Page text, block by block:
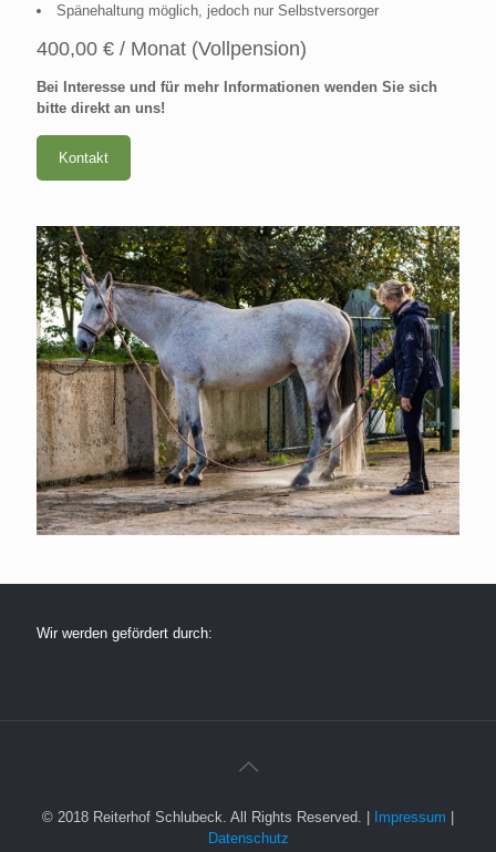
Spänehaltung möglich, jedoch nur Selbstversorger
400,00 € / Monat (Vollpension)
Bei Interesse und für mehr Informationen wenden Sie sich
bitte direkt an uns!
Kontakt
Wir werden gefördert durch:
© 2018 Reiterhof Schlubeck. All Rights Reserved. | Impressum |
Datenschutz